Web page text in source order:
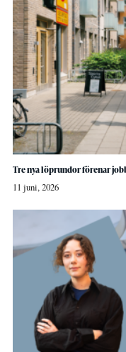
Tre nya löprundor förenar
11 juni, 2026